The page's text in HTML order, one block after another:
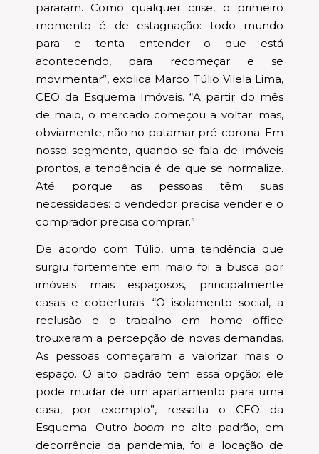
pararam. Como qualquer crise, o primeiro
momento é de estagnação: todo mundo
para e tenta entender o que está
acontecendo, para recomeçar e se
movimentar”, explica Marco Túlio Vilela Lima,
CEO da Esquema Imóveis. “A partir do mês
de maio, o mercado começou a voltar; mas,
obviamente, não no patamar pré-corona. Em
nosso segmento, quando se fala de imóveis
prontos, a tendência é de que se normalize.
Até porque as pessoas têm suas
necessidades: o vendedor precisa vender e o
comprador precisa comprar.”
De acordo com Túlio, uma tendência que
surgiu fortemente em maio foi a busca por
imóveis mais espaçosos, principalmente
casas e coberturas. “O isolamento social, a
reclusão e o trabalho em home office
trouxeram a percepção de novas demandas.
As pessoas começaram a valorizar mais o
espaço. O alto padrão tem essa opção: ele
pode mudar de um apartamento para uma
casa, por exemplo”, ressalta o CEO da
Esquema. Outroboom no alto padrão, em
decorrência da pandemia, foi a locação de